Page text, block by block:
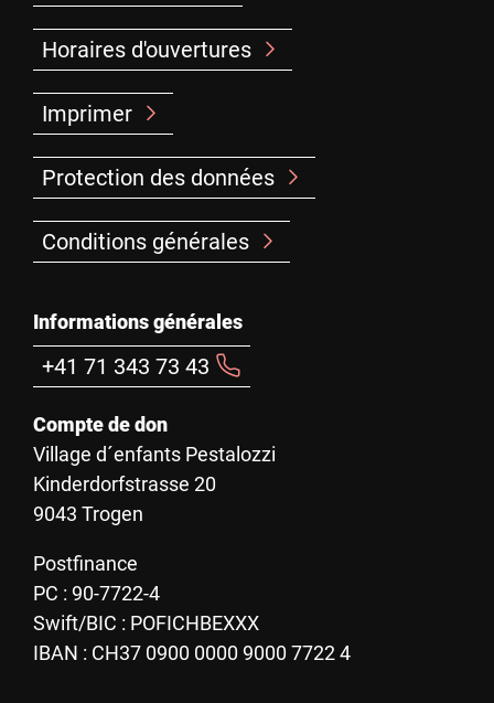
Horaires d'ouvertures
Imprimer
Protection des données
Conditions générales
Informations générales
+41 71 343 73 43
Compte de don
Village d´enfants Pestalozzi
Kinderdorfstrasse 20
9043 Trogen
Postfinance
PC : 90-7722-4
Swift/BIC : POFICHBEXXX
IBAN : CH37 0900 0000 9000 7722 4